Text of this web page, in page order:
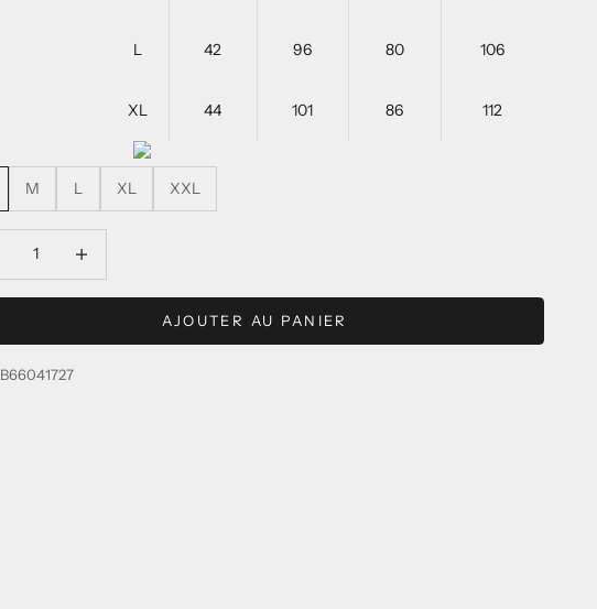
L 42 96 80 106
XL 44 101 86 112
M L XL XXL
AJOUTER AU PANIER